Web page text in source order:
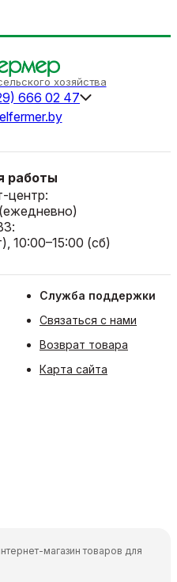
хозяйства
666 02 47
работы
центр:
10:00–15:00 (сб)
Служба поддержки
Связаться с нами
Возврат товара
Карта сайта
магазин товаров для